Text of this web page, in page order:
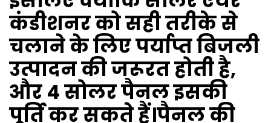
कंडीशनर को सही तरीके से
चलाने के लिए पर्याप्त बिजली
उत्पादन की जरूरत होती है,
और 4 सोलर पैनल इसकी
पूर्ति कर सकते हैं।पैनल की